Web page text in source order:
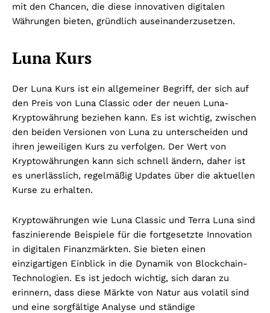
mit den Chancen, die diese innovativen digitalen
Währungen bieten, gründlich auseinanderzusetzen.
Luna Kurs
Der Luna Kurs ist ein allgemeiner Begriff, der sich auf
den Preis von Luna Classic oder der neuen Luna-
Kryptowährung beziehen kann. Es ist wichtig, zwischen
den beiden Versionen von Luna zu unterscheiden und
ihren jeweiligen Kurs zu verfolgen. Der Wert von
Kryptowährungen kann sich schnell ändern, daher ist
es unerlässlich, regelmäßig Updates über die aktuellen
Kurse zu erhalten.
Kryptowährungen wie Luna Classic und Terra Luna sind
faszinierende Beispiele für die fortgesetzte Innovation
in digitalen Finanzmärkten. Sie bieten einen
einzigartigen Einblick in die Dynamik von Blockchain-
Technologien. Es ist jedoch wichtig, sich daran zu
erinnern, dass diese Märkte von Natur aus volatil sind
und eine sorgfältige Analyse und ständige